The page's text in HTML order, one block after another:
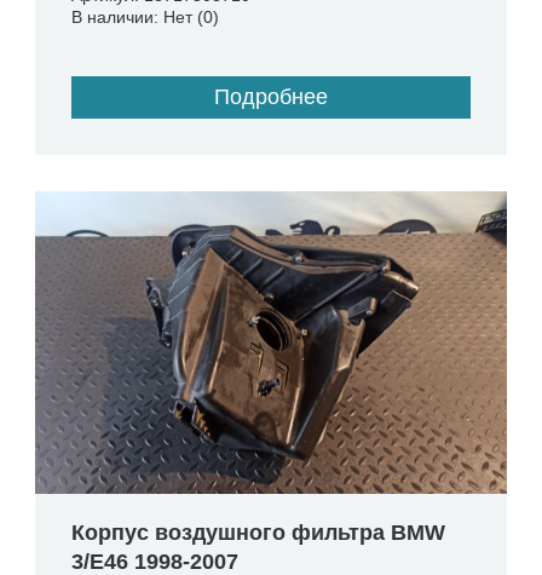
В наличии: Нет (0)
Подробнее
Корпус воздушного фильтра BMW
3/E46 1998-2007